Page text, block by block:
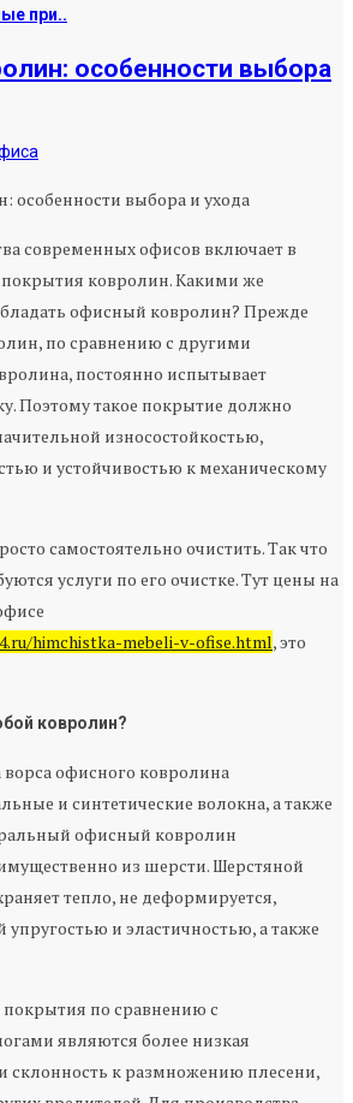
при..
особенности выбора
современных офисов включает в
покрытия ковролин. Какими же
офисный ковролин? Прежде
по сравнению с другими
постоянно испытывает
Поэтому такое покрытие должно
износостойкостью,
и устойчивостью к механическому
самостоятельно очистить. Так что
услуги по его очистке. Тут цены на
himchistka-mebeli-v-ofise.html, это
ковролин?
ворса офисного ковролина
и синтетические волокна, а также
офисный ковролин
из шерсти. Шерстяной
тепло, не деформируется,
упругостью и эластичностью, а также
покрытия по сравнению с
являются более низкая
склонность к размножению плесени,